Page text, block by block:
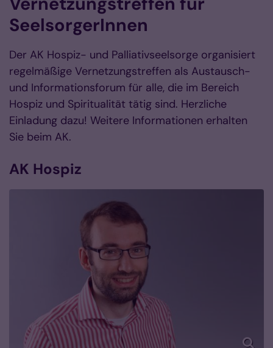
SeelsorgerInnen
Der AK Hospiz- und Palliativseelsorge organisiert
regelmäßige Vernetzungstreffen als Austausch-
und Informationsforum für alle, die im Bereich
Hospiz und Spiritualität tätig sind. Herzliche
Einladung dazu! Weitere Informationen erhalten
Sie beim AK.
AK Hospiz